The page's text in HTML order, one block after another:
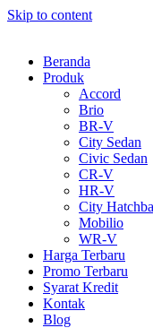
Skip to content
Beranda
Produk
Accord
Brio
BR-V
City Sedan
Civic Sedan
CR-V
HR-V
City
Mobilio
WR-V
Harga Terbaru
Promo Terbaru
Syarat Kredit
Kontak
Blog